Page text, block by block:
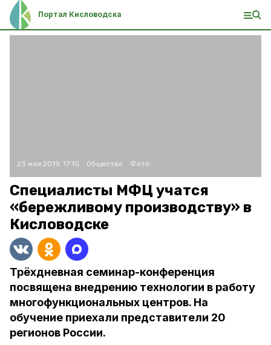
Портал Кисловодска
23 мая 2019, 17:10 Общество Фото:
Специалисты МФЦ учатся
«бережливому производству» в
Кисловодске
Трёхдневная семинар-конференция
посвящена внедрению технологии в работу
многофункциональных центров. На
обучение приехали представители 20
регионов России.